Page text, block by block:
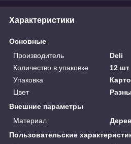
Характеристики
Основные
Производитель
Deli
Количество в упаковке
12 шт
Упаковка
Цвет
Внешние параметры
Материал
Пользовательские